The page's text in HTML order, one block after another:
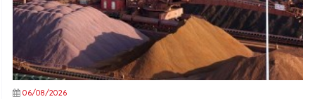
06/08/2026